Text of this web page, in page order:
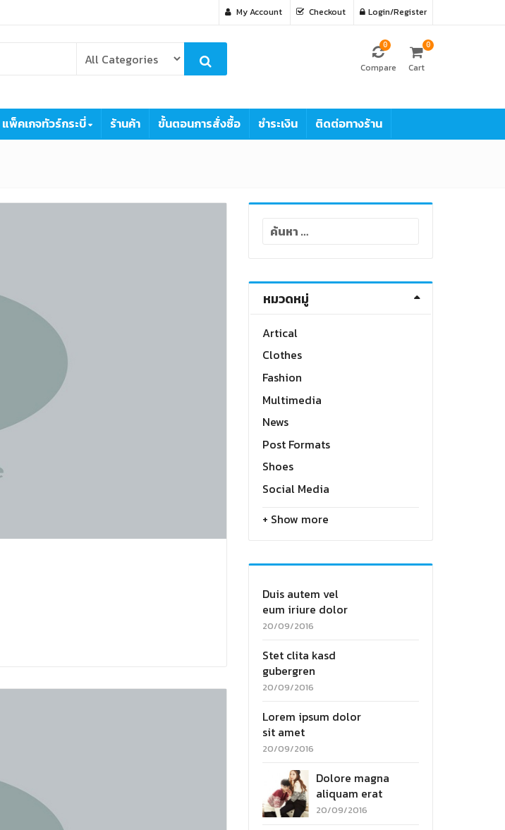
My Account Checkout Login/Register
0
Compare
0
Cart
แพ็คเกจทัวร์กระบี่ ร้านค้า ขั้นตอนการสั่งซื้อ ชำระเงิน ติดต่อทางร้าน
ค้นหา
สำหรับ:
หมวดหมู่
Artical
Clothes
Fashion
Multimedia
News
Post Formats
Shoes
Social Media
+ Show more
Duis autem vel
eum iriure dolor
20/09/2016
Stet clita kasd
gubergren
20/09/2016
Lorem ipsum dolor
sit amet
20/09/2016
Dolore magna
aliquam erat
20/09/2016